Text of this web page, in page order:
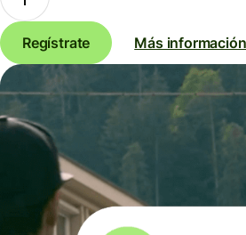
Regístrate Más información